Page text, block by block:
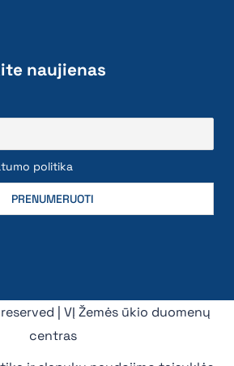
naujienas
politika
| VĮ Žemės ūkio duomenų
centras